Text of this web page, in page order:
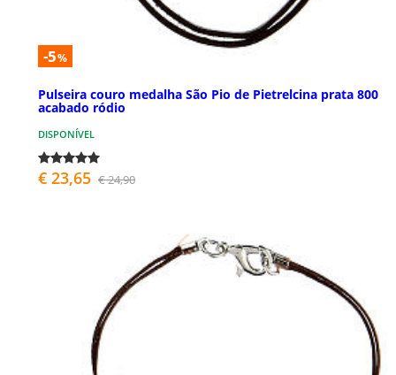
-5%
Pulseira couro medalha São Pio de Pietrelcina prata 800
acabado ródio
DISPONÍVEL
€ 23,65 € 24,90